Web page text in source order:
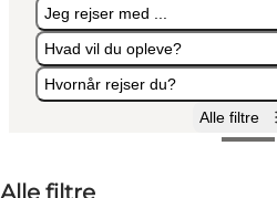
Transport
Jeg rejser med ...
Hvad vil du opleve?
Hvornår rejser du?
Alle filtre
Jeg rejser med ...
Hvad vil du opleve?
Hvornår rejser du?
Alle filtre